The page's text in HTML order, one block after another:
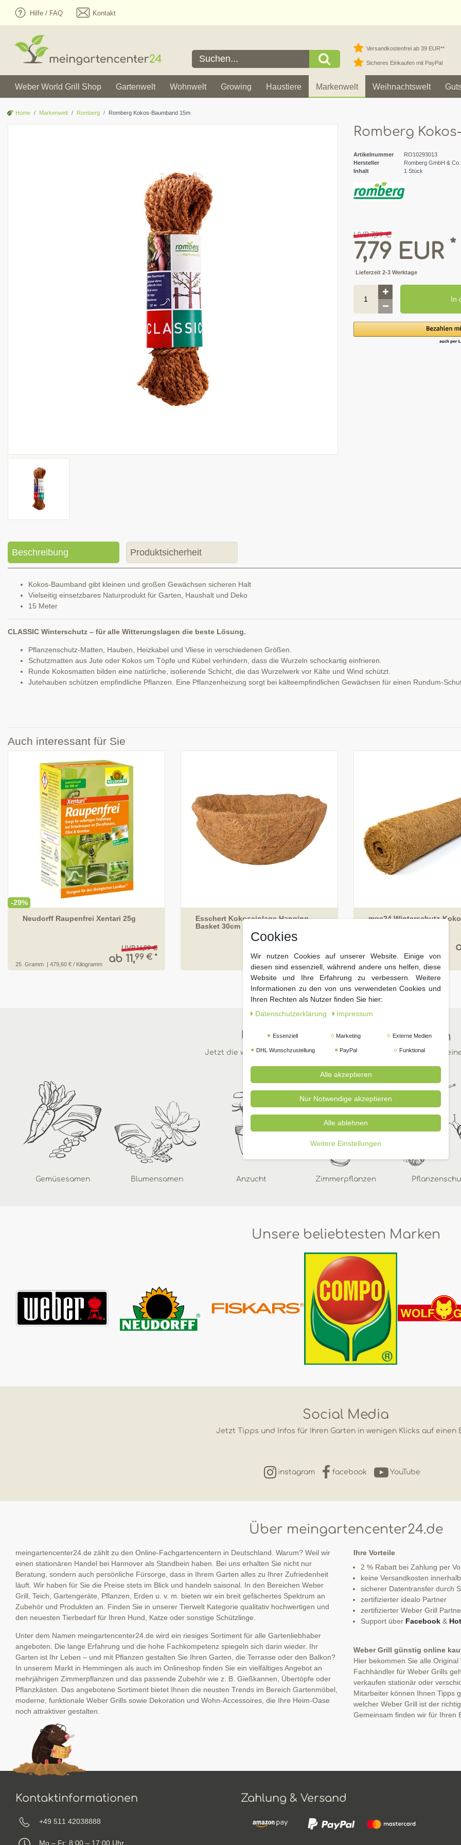
Hilfe / FAQ Kontakt
Versandkostenfrei ab 39 EUR**
Sicheres Einkaufen mit PayPal
Weber World Grill Shop Gartenwelt Wohnwelt Growing Haustiere Markenwelt Weihnachtswelt
Home Markenwelt Romberg Romberg Kokos-Baumband 15m
Romberg
Artikelnummer
RO10293013
Hersteller
Romberg GmbH &
Inhalt
1 Stück
UVP 7,99 €
7,79 EUR *
Lieferzeit 2-3 Werktage
In
Beschreibung Produktsicherheit
Kokos-Baumband gibt kleinen und großen Gewächsen sicheren Halt
Vielseitig einsetzbares Naturprodukt für Garten, Haushalt und Deko
15 Meter
CLASSIC Winterschutz – für alle Witterungslagen die beste Lösung.
Pflanzenschutz-Matten, Hauben, Heizkabel und Vliese in verschiedenen Größen.
Schutzmatten aus Jute oder Kokos um Töpfe und Kübel verhindern, dass die Wurzeln schockartig einfrieren.
Runde Kokosmatten bilden eine natürliche, isolierende Schicht, die das Wurzelwerk vor Kälte und Wind schützt.
Jutehauben schützen empfindliche Pflanzen. Eine Pflanzenheizung sorgt bei kälteempfindlichen Gewächsen für einen Rundum-
Auch interessant für Sie
-29%
Neudorff Raupenfrei Xentari 25g
UVP 16,99 €
ab 11,99 € *
25 Gramm | 479,60 € / Kilogramm
Esschert Kokoseinlage Hanging
Basket 30cm
mgc24 Winterschutz-
Unsere beliebtesten Kategorien
Jetzt die wichtigsten Dinge für Ihren Garten in wenigen Klicks auf
Gemüsesamen Blumensamen Anzucht Zimmerpflanzen
Unsere beliebtesten Marken
Social Media
Jetzt Tipps und Infos für Ihren Garten in wenigen Klicks auf einen
instagram facebook YouTube
Über meingartencenter24.de
meingartencenter24.de zählt zu den Online-Fachgartencentern in Deutschland. Warum? Weil wir
einen stationären Handel bei Hannover als Standbein haben. Bei uns erhalten Sie nicht nur
Beratung, sondern auch persönliche Fürsorge, dass in Ihrem Garten alles zu Ihrer Zufriedenheit
läuft. Wir haben für Sie die Preise stets im Blick und handeln saisonal. In den Bereichen Weber
Grill, Teich, Gartengeräte, Pflanzen, Erden u. v. m. bieten wir ein breit gefächertes Spektrum an
Zubehör und Produkten an. Finden Sie in unserer Tierwelt Kategorie qualitativ hochwertigen und
den neuesten Tierbedarf für Ihren Hund, Katze oder sonstige Schützlinge.
Unter dem Namen meingartencenter24.de wird ein riesiges Sortiment für alle Gartenliebhaber
angeboten. Die lange Erfahrung und die hohe Fachkompetenz spiegeln sich darin wieder. Ihr
Garten ist Ihr Leben – und mit Pflanzen gestalten Sie Ihren Garten, die Terrasse oder den Balkon?
In unserem Markt in Hemmingen als auch im Onlineshop finden Sie ein vielfältiges Angebot an
mehrjährigen Zimmerpflanzen und das passende Zubehör wie z. B. Gießkannen, Übertöpfe oder
Pflanzkästen. Das angebotene Sortiment bietet Ihnen die neusten Trends im Bereich Gartenmöbel,
moderne, funktionale Weber Grills sowie Dekoration und Wohn-Accessoires, die Ihre Heim-Oase
noch attraktiver gestalten.
Ihre Vorteile
2 % Rabatt bei Zahlung per
keine Versandkosten
sicherer Datentransfer durch
zertifizierter idealo Partner
zertifizierter Weber Grill
Support über Facebook &
Weber Grill günstig online
Hier bekommen Sie alle
Fachhändler für Weber Grills
verkaufen stationär oder
Mitarbeiter können Ihnen Tipps
welcher Weber Grill ist der
Gemeinsam finden wir für Ihren
Kontaktinformationen
+49 511 42038888
Mo – Fr: 8:00 – 17:00 Uhr
Zahlung & Versand
Cookies
Wir nutzen Cookies auf unserer Website. Einige von
diesen sind essenziell, während andere uns helfen, diese
Website und Ihre Erfahrung zu verbessern. Weitere
Informationen zu den von uns verwendeten Cookies und
Ihren Rechten als Nutzer finden Sie hier:
Daten­schutz­erklärung
Impressum
Essenziell Marketing Externe Medien
DHL Wunschzustellung PayPal Funktional
Alle akzeptieren
Nur Notwendige akzeptieren
Alle ablehnen
Weitere Einstellungen